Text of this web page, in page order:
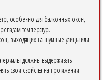
особенно для балконных окон,
температур.
выходящих на шумные улицы или
должны выдерживать
свои свойства на протяжении